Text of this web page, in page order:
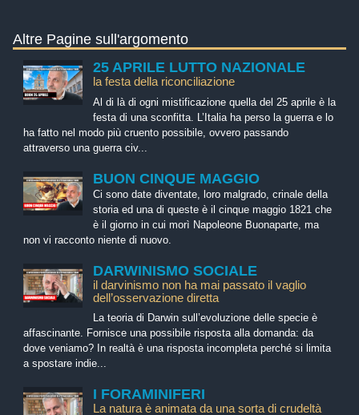
Altre Pagine sull'argomento
25 APRILE LUTTO NAZIONALE
la festa della riconciliazione
Al di là di ogni mistificazione quella del 25 aprile è la
festa di una sconfitta. L’Italia ha perso la guerra e lo
ha fatto nel modo più cruento possibile, ovvero passando
attraverso una guerra civ...
BUON CINQUE MAGGIO
Ci sono date diventate, loro malgrado, crinale della
storia ed una di queste è il cinque maggio 1821 che
è il giorno in cui morì Napoleone Buonaparte, ma
non vi racconto niente di nuovo.
DARWINISMO SOCIALE
il darvinismo non ha mai passato il vaglio
dell’osservazione diretta
La teoria di Darwin sull’evoluzione delle specie è
affascinante. Fornisce una possibile risposta alla domanda: da
dove veniamo? In realtà è una risposta incompleta perché si limita
a spostare indie...
I FORAMINIFERI
La natura è animata da una sorta di crudeltà